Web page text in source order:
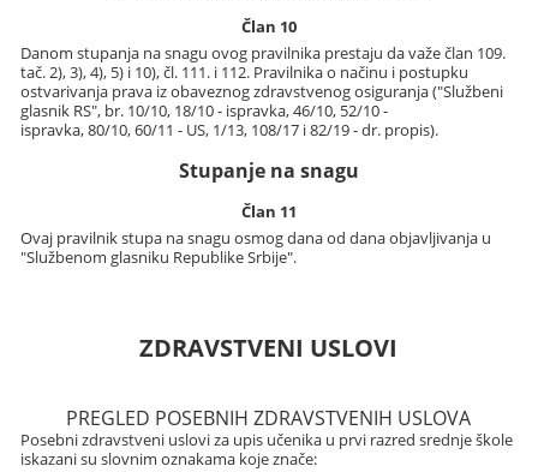
Član 10
Danom stupanja na snagu ovog pravilnika prestaju da važe član 109.
tač. 2), 3), 4), 5) i 10), čl. 111. i 112. Pravilnika o načinu i postupku
ostvarivanja prava iz obaveznog zdravstvenog osiguranja ("Službeni
glasnik RS", br. 10/10, 18/10 - ispravka, 46/10, 52/10 -
ispravka, 80/10, 60/11 - US, 1/13, 108/17 i 82/19 - dr. propis).
Stupanje na snagu
Član 11
Ovaj pravilnik stupa na snagu osmog dana od dana objavljivanja u
"Službenom glasniku Republike Srbije".
ZDRAVSTVENI USLOVI
PREGLED POSEBNIH ZDRAVSTVENIH USLOVA
Posebni zdravstveni uslovi za upis učenika u prvi razred srednje škole
iskazani su slovnim oznakama koje znače: